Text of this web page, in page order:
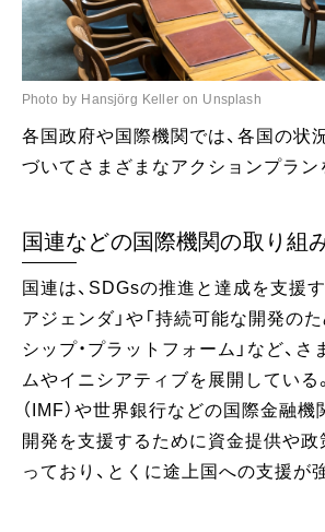
Photo by Hansjörg Keller on Unsplash
各国政府や国際機関では、各国の状
づいてさまざまなアクションプラン
国連などの国際機関の取り組
国連は、SDGsの推進と達成を支援
アジェンダ」や「持続可能な開発の
シップ・プラットフォーム」など、
ムやイニシアティブを展開している
（IMF）や世界銀行などの国際金融機
開発を支援するために資金提供や
っており、とくに途上国への支援が